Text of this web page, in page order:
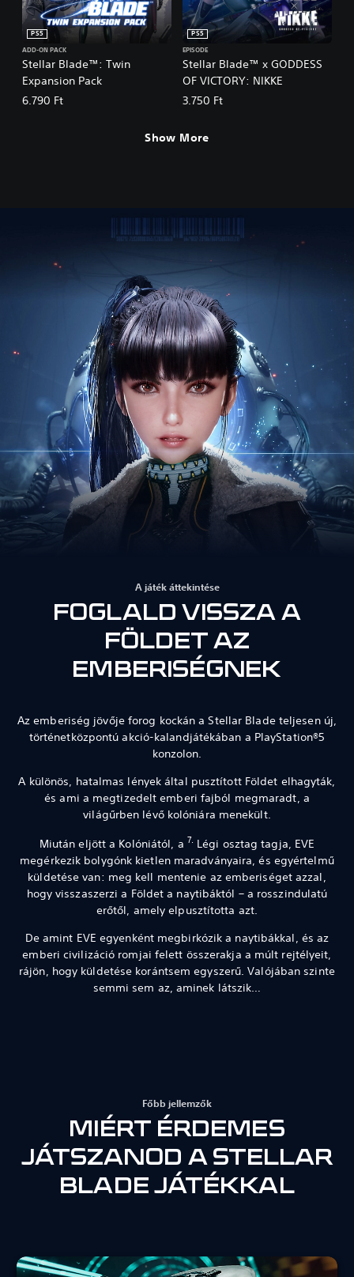
Stellar Blade™: Twin
Expansion Pack
PS5
ADD-ON PACK
6.790 Ft
Stellar Blade™ x GODDESS
OF VICTORY: NIKKE
PS5
EPISODE
3.750 Ft
Show More
A játék áttekintése
FOGLALD VISSZA A
FÖLDET AZ
EMBERISÉGNEK
Az emberiség jövője forog kockán a Stellar Blade teljesen új,
történetközpontú akció-kalandjátékában a PlayStation®5
konzolon.
A különös, hatalmas lények által pusztított Földet elhagyták,
és ami a megtizedelt emberi fajból megmaradt, a
világűrben lévő kolóniára menekült.
Miután eljött a Kolóniától, a 7. Légi osztag tagja, EVE
megérkezik bolygónk kietlen maradványaira, és egyértelmű
küldetése van: meg kell mentenie az emberiséget azzal,
hogy visszaszerzi a Földet a naytibáktól – a rosszindulatú
erőtől, amely elpusztította azt.
De amint EVE egyenként megbirkózik a naytibákkal, és az
emberi civilizáció romjai felett összerakja a múlt rejtélyeit,
rájön, hogy küldetése korántsem egyszerű. Valójában szinte
semmi sem az, aminek látszik…
Főbb jellemzők
MIÉRT ÉRDEMES
JÁTSZANOD A STELLAR
BLADE JÁTÉKKAL